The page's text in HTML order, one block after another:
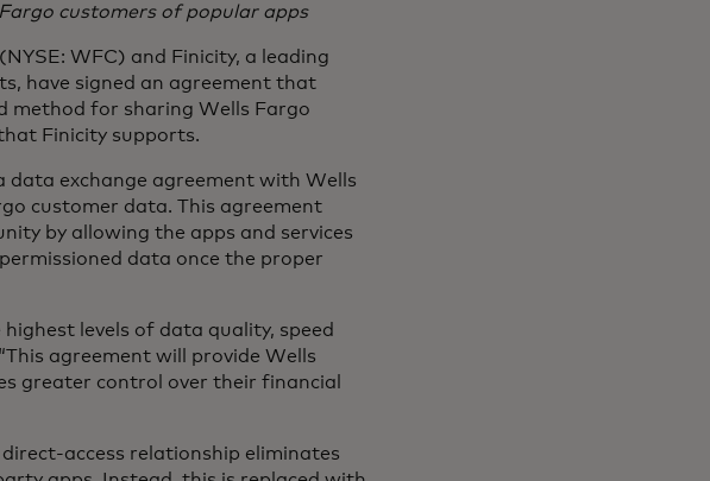
customers of popular apps
WFC) and Finicity, a leading
have signed an agreement that
method for sharing Wells Fargo
Finicity supports.
exchange agreement with Wells
customer data. This agreement
by allowing the apps and services
data once the proper
levels of data quality, speed
agreement will provide Wells
greater control over their financial
access relationship eliminates